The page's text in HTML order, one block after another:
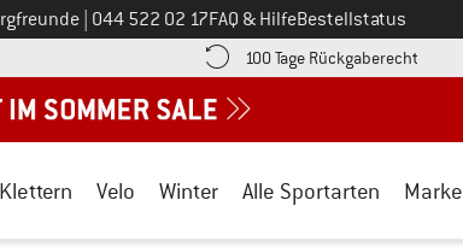
Ruf uns an unter
044 522 02 17FAQ & HilfeBestellstatus
die Zahlungs-Infos hier! Öffnet sich in einer Infobox
100 Tage Rückgaberecht
Klettern Velo Winter Alle Sportarten